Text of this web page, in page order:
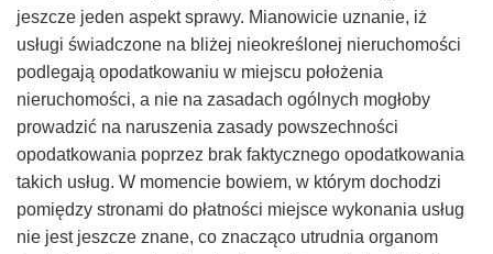
jeszcze jeden aspekt sprawy. Mianowicie uznanie, iż
usługi świadczone na bliżej nieokreślonej nieruchomości
podlegają opodatkowaniu w miejscu położenia
nieruchomości, a nie na zasadach ogólnych mogłoby
prowadzić na naruszenia zasady powszechności
opodatkowania poprzez brak faktycznego opodatkowania
takich usług. W momencie bowiem, w którym dochodzi
pomiędzy stronami do płatności miejsce wykonania usług
nie jest jeszcze znane, co znacząco utrudnia organom